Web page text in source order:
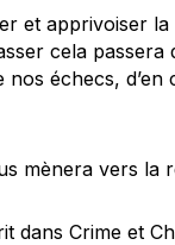
et apprivoiser
cela passera
nos échecs,
mènera vers la
dans Crime et